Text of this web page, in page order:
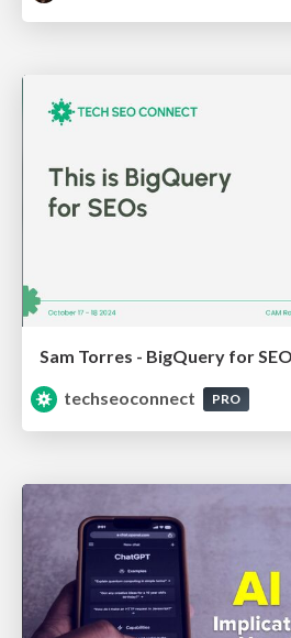
Sam Torres - BigQuery for
techseoconnect
PRO